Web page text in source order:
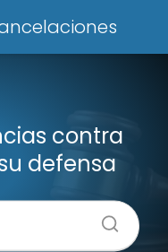
contra
defensa